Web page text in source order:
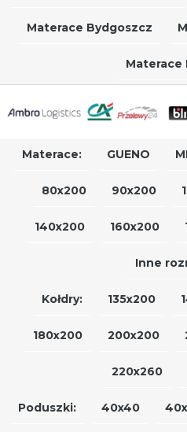
Materace Bydgoszcz
Materace
Materace: GUENO
80x200 90x200
140x200 160x200
Inne
Kołdry: 135x200
180x200 200x200
220x260
Poduszki: 40x40